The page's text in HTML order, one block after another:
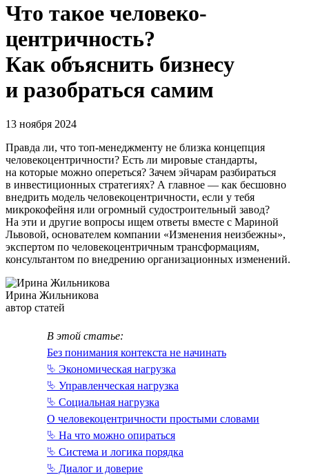
Что такое человеко­
центричность?
Как объяснить бизнесу
и разобраться самим
13 ноября 2024
Правда ли, что топ-менеджменту не близка концепция
человекоцентричности? Есть ли мировые стандарты,
на которые можно опереться? Зачем эйчарам разбираться
в инвестиционных стратегиях? А главное — как бесшовно
внедрить модель человекоцентричности, если у тебя
микрокофейня или огромный судостроительный завод?
На эти и другие вопросы ищем ответы вместе с Мариной
Львовой, основателем компании «Изменения неизбежны»,
экспертом по человекоцентричным трансформациям,
консультантом по внедрению организационных изменений.
Ирина Жильникова
автор статей
В этой статье:
Без понимания контекста не начинать
⮱ Экономическая нагрузка
⮱ Управленческая нагрузка
⮱ Социальная нагрузка
О человекоцентричности простыми словами
⮱ На что можно опираться
⮱ Система и логика порядка
⮱ Диалог и доверие